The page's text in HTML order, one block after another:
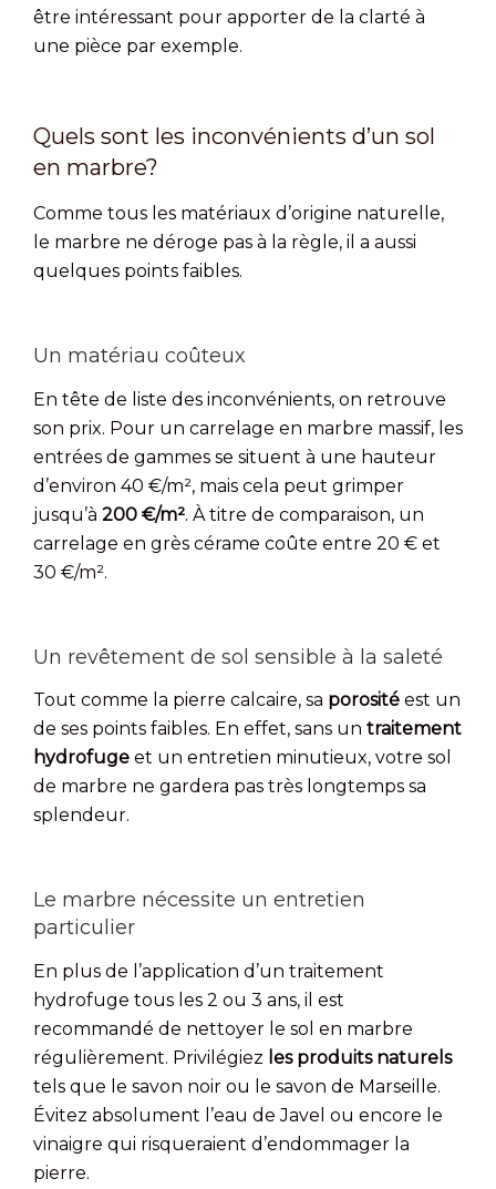
être intéressant pour apporter de la clarté à
une pièce par exemple.
Quels sont les inconvénients d’un sol
en marbre?
Comme tous les matériaux d’origine naturelle,
le marbre ne déroge pas à la règle, il a aussi
quelques points faibles.
Un matériau coûteux
En tête de liste des inconvénients, on retrouve
son prix. Pour un carrelage en marbre massif, les
entrées de gammes se situent à une hauteur
d’environ 40 €/m², mais cela peut grimper
jusqu’à 200 €/m². À titre de comparaison, un
carrelage en grès cérame coûte entre 20 € et
30 €/m².
Un revêtement de sol sensible à la saleté
Tout comme la pierre calcaire, sa porosité est un
de ses points faibles. En effet, sans un traitement
hydrofuge et un entretien minutieux, votre sol
de marbre ne gardera pas très longtemps sa
splendeur.
Le marbre nécessite un entretien
particulier
En plus de l’application d’un traitement
hydrofuge tous les 2 ou 3 ans, il est
recommandé de nettoyer le sol en marbre
régulièrement. Privilégiez les produits naturels
tels que le savon noir ou le savon de Marseille.
Évitez absolument l’eau de Javel ou encore le
vinaigre qui risqueraient d’endommager la
pierre.